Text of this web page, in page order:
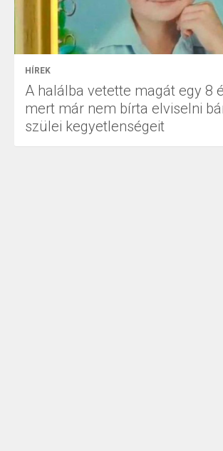
HÍREK
A halálba vetette magát egy 8
mert már nem bírta elviselni
szülei kegyetlenségeit